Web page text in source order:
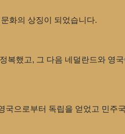
화의 상징이 되었습니다.
복했고, 그 다음 네덜란드와 영국
으로부터 독립을 얻었고 민주